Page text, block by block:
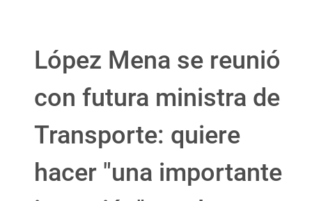
López Mena se reunió
con futura ministra de
Transporte: quiere
hacer "una importante